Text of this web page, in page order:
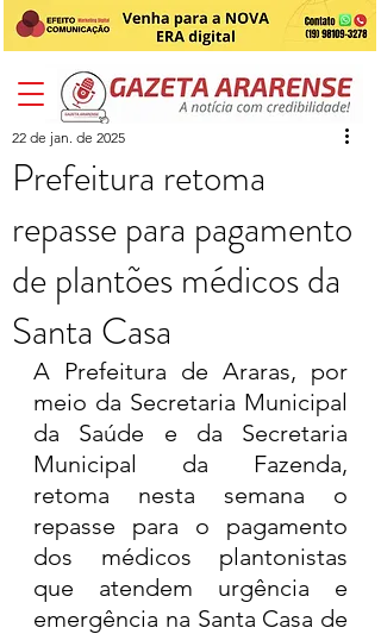
Prefeitura retoma
repasse para pagamento
de plantões médicos da
Santa Casa
22 de jan. de 2025
A Prefeitura de Araras, por
meio da Secretaria Municipal
da Saúde e da Secretaria
Municipal da Fazenda,
retoma nesta semana o
repasse para o pagamento
dos médicos plantonistas
que atendem urgência e
emergência na Santa Casa de